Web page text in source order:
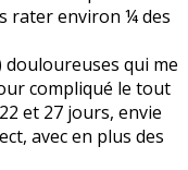
rater environ ¼ des
douloureuses qui me
compliqué le tout
et 27 jours, envie
avec en plus des